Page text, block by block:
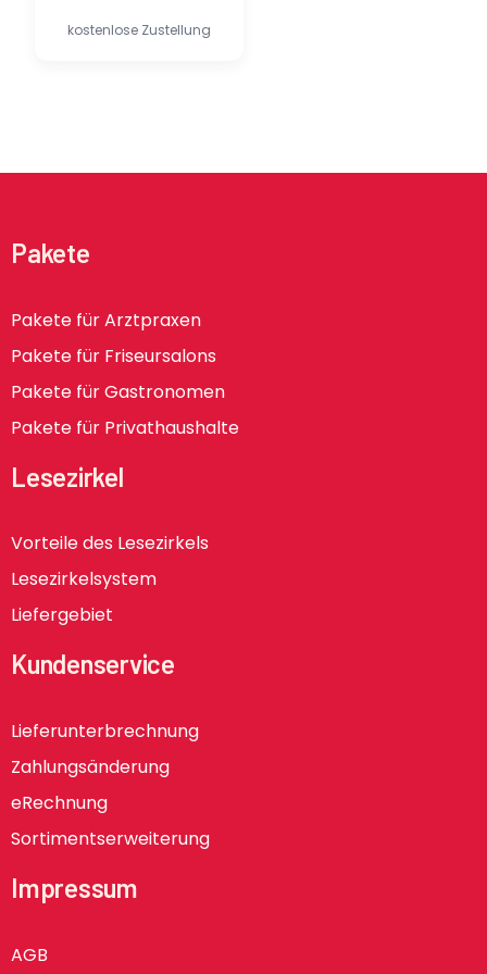
kostenlose Zustellung
Pakete
Pakete für Arztpraxen
Pakete für Friseursalons
Pakete für Gastronomen
Pakete für Privathaushalte
Lesezirkel
Vorteile des Lesezirkels
Lesezirkelsystem
Liefergebiet
Kundenservice
Lieferunterbrechnung
Zahlungsänderung
eRechnung
Sortimentserweiterung
Impressum
AGB